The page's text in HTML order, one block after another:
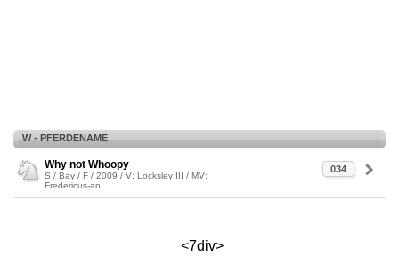
W - PFERDENAME
034
Why not Whoopy
S / Bay / F / 2009 / V: Locksley III / MV:
Fredericus-an
<7div>